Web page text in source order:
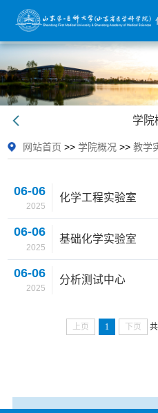
学院
网站首页 >>学院概况 >>教学
06-06
2025
化学工程实验室
06-06
2025
基础化学实验室
06-06
2025
分析测试中心
上页 1 下页